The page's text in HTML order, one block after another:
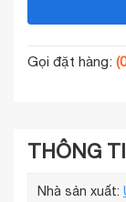
Gọi đặt hàng:
THÔNG
Nhà sản xuất: